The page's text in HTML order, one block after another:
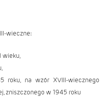
wieczne:
wieku,
roku, na wzór XVIII-wiecznego
zniszczonego w 1945 roku